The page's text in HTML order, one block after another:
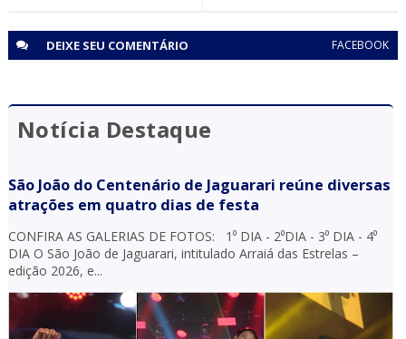
DEIXE SEU COMENTÁRIO FACEBOOK
Notícia Destaque
São João do Centenário de Jaguarari reúne diversas
atrações em quatro dias de festa
CONFIRA AS GALERIAS DE FOTOS: 1⁰ DIA - 2⁰DIA - 3⁰ DIA - 4⁰
DIA O São João de Jaguarari, intitulado Arraiá das Estrelas –
edição 2026, e...